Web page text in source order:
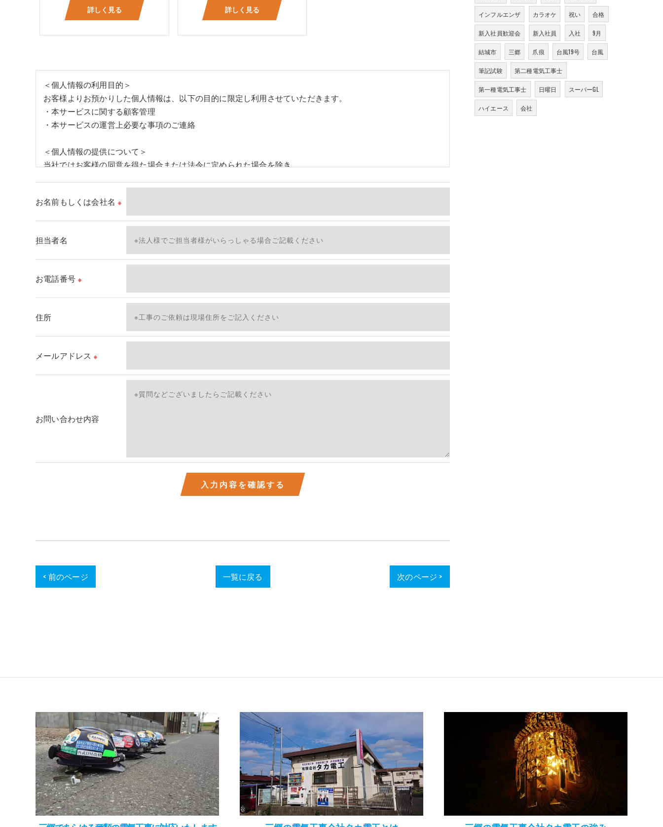
詳しく見る 詳しく見る
＜個人情報の利用目的＞
お客様よりお預かりした個人情報は、以下の目的に限定し利用させていただきます。
・本サービスに関する顧客管理
・本サービスの運営上必要な事項のご連絡
＜個人情報の提供について＞
当社ではお客様の同意を得た場合または法令に定められた場合を除き、
＜個人情報の委託について＞
当社では、利用目的の達成に必要な範囲において、個人情報を外部に委託する場合があります。
＜個人情報の安全管理＞
＜個人情報を与えなかった場合に生じる結果＞
了承ください。
＜個人情報の開示･訂正・削除･利用停止の手続について＞
ご本人である事を確認のうえ、対応させて頂きます。
個人情報の開示･訂正･削除・利用停止の具体的手続きにつきましては、お電話でお問合せ下さい。v
お名前もしくは会社名 ※
担当者名
お電話番号 ※
住所
メールアドレス ※
お問い合わせ内容
< 前のページ 一覧に戻る 次のページ >
インフルエンザ カラオケ 祝い 合格
新入社員歓迎会 新入社員 入社 9月
結城市 三郷 爪痕 台風19号 台風
筆記試験 第二種電気工事士
第一種電気工事士 日曜日 スーパーGL
ハイエース 会社